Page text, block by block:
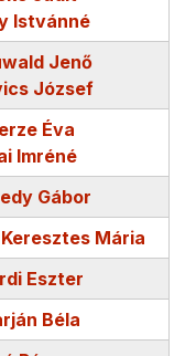
Istvánné
Jenő
József
Éva
Imréné
Gábor
Mária
Eszter
Béla